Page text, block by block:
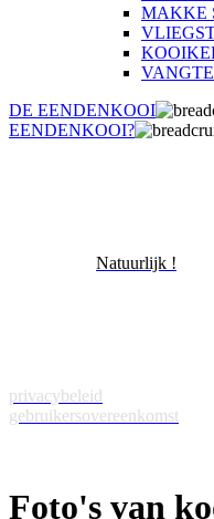
MAKKE
DE EENDENKOOI
EENDENKOOI?
Natuurlijk !
privacybeleid
gebruikersovereenkomst
Foto's van